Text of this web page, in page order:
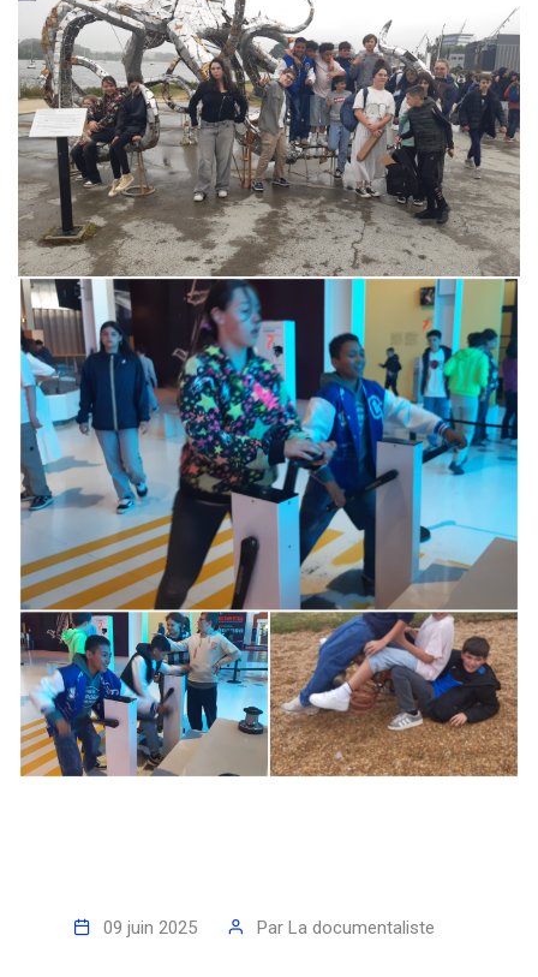
09 juin 2025 Par La documentaliste